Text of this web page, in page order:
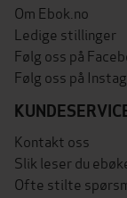
Om Ebok.no
Ledige stillinger
Følg oss på
Følg oss på
Kontakt oss
Slik leser du
Ofte stilte